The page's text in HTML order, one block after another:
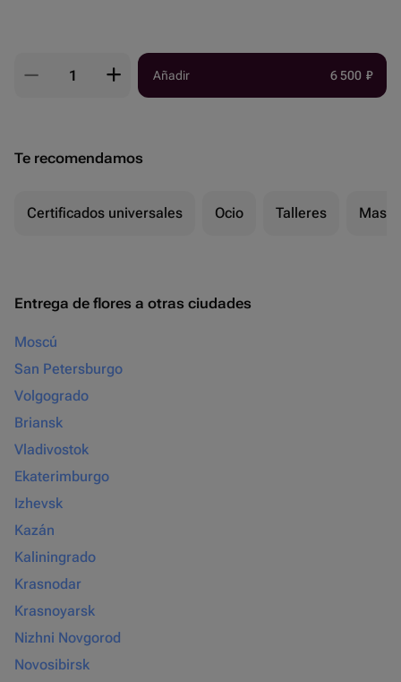
Añadir 6 500 ₽
Te recomendamos
Certificados universales Ocio Talleres
Entrega de flores a otras ciudades
Moscú
San Petersburgo
Volgogrado
Briansk
Vladivostok
Ekaterimburgo
Izhevsk
Kazán
Kaliningrado
Krasnodar
Krasnoyarsk
Nizhni Novgorod
Novosibirsk